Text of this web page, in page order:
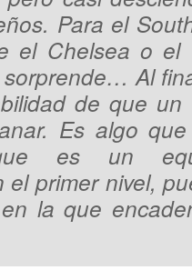
Para el
el Chelsea o el
Al
de que
Es algo
que es un
el primer nivel,
la que